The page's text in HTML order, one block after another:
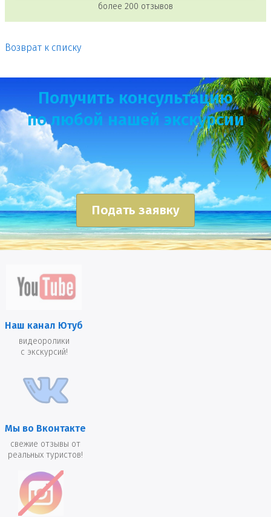
более 200 отзывов
Возврат к списку
Получить консультацию
по любой нашей экскурсии
Подать заявку
Наш канал Ютуб
видеоролики
с экскурсий!
Мы во Вконтакте
свежие отзывы от
реальных туристов!